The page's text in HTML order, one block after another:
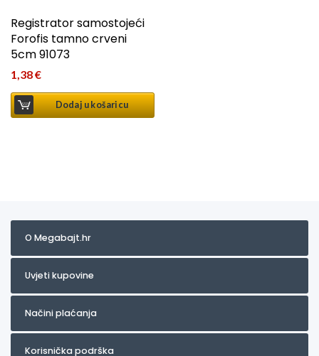
Registrator samostojeći
Forofis tamno crveni
5cm 91073
1,38€
Dodaj u košaricu
O Megabajt.hr
Uvjeti kupovine
Načini plaćanja
Korisnička podrška